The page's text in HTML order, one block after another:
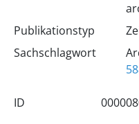
Publikationstyp
Sachschlagwort
ID